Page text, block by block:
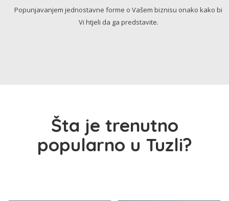
Popunjavanjem jednostavne forme o Vašem biznisu onako kako bi
Vi htjeli da ga predstavite.
Šta je trenutno
popularno u Tuzli?